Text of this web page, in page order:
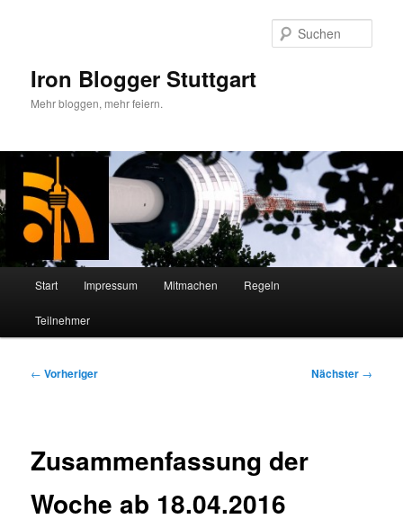
Iron Blogger Stuttgart
Mehr bloggen, mehr feiern.
Start Impressum Mitmachen Regeln
Teilnehmer
Beitragsnavigation
← Vorheriger Nächster →
Zusammenfassung der
Woche ab 18.04.2016